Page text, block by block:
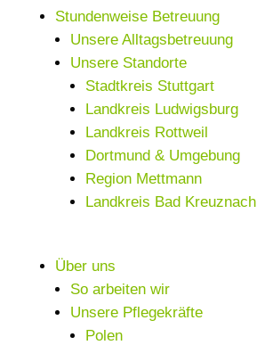
Stundenweise Betreuung
Unsere Alltagsbetreuung
Unsere Standorte
Stadtkreis Stuttgart
Landkreis Ludwigsburg
Landkreis Rottweil
Dortmund & Umgebung
Region Mettmann
Landkreis Bad Kreuznach
Über uns
So arbeiten wir
Unsere Pflegekräfte
Polen